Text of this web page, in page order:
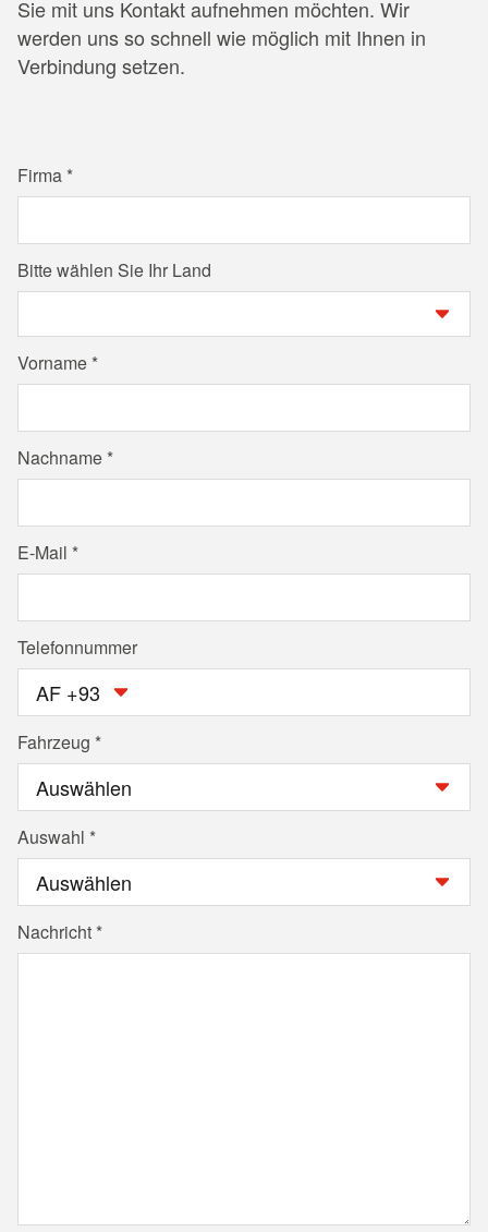
Sie mit uns Kontakt aufnehmen möchten. Wir
werden uns so schnell wie möglich mit Ihnen in
Verbindung setzen.
Firma
Bitte wählen Sie Ihr Land
Vorname
Nachname
E-Mail
Telefonnummer
AF +93
Fahrzeug
Auswahl
Nachricht